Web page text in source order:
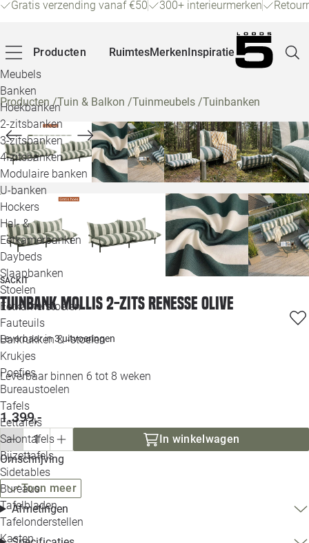
Gratis verzending vanaf €50 300+ interieurmerken
Producten
Meubels
Banken
Hoekbanken
2-zitsbanken
3-zitsbanken
4-zitsbanken
Modulaire banken
U-banken
Hockers
Hal- &
Eetkamerbanken
Daybeds
Slaapbanken
Stoelen
Eetkamerstoelen
Fauteuils
Barkrukken & -stoelen
Krukjes
Poefjes
Bureaustoelen
Tafels
Eettafels
Salontafels
Bijzettafels
Sidetables
Bureaus
Tafelbladen
Tafelonderstellen
Kasten
RuimtesMerkenInspiratie
Alle
Producten/Tuin & Balkon /Tuinmeubels /Tuinbanken
SACKIT
Tuinbank Mollis 2-zits renesse olive
Leverbaar in3 uitvoeringen
Leverbaar binnen 6 tot 8 weken
1.399,-
In winkelwagen
Omschrijving
Toon meer
Afmetingen